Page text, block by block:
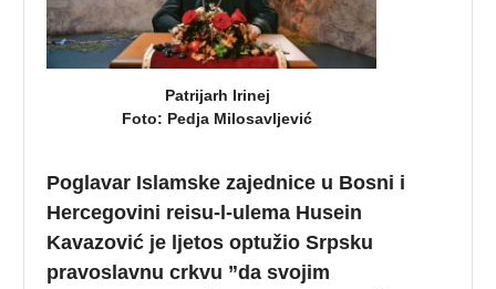
Patrijarh Irinej
Foto: Pedja Milosavljević
Poglavar Islamske zajednice u Bosni i
Hercegovini reisu-l-ulema Husein
Kavazović je ljetos optužio Srpsku
pravoslavnu crkvu ”da svojim